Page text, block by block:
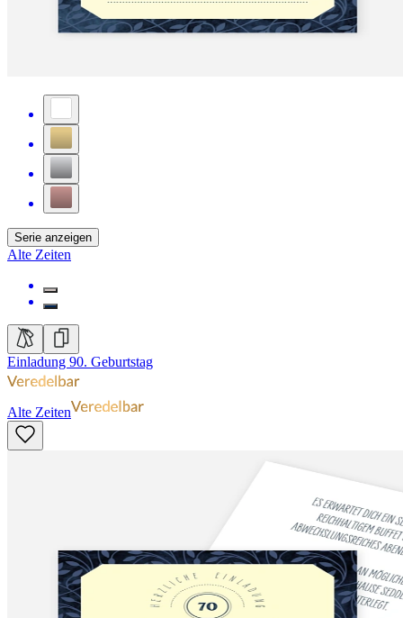
Serie anzeigen
Alte Zeiten
Einladung 90. Geburtstag
Alte Zeiten